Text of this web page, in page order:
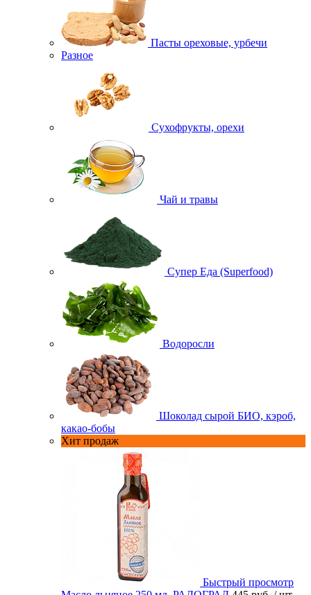
Пасты ореховые, урбечи
Разное
Сухофрукты, орехи
Чай и травы
Супер Еда (Superfood)
Водоросли
Шоколад сырой БИО, кэроб,
какао-бобы
Хит продаж
Быстрый просмотр